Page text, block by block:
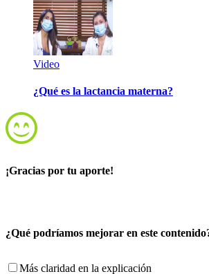
Video
¿Qué es la lactancia materna?
¡Gracias por tu aporte!
¿Qué podríamos mejorar en este
Más claridad en la explicación